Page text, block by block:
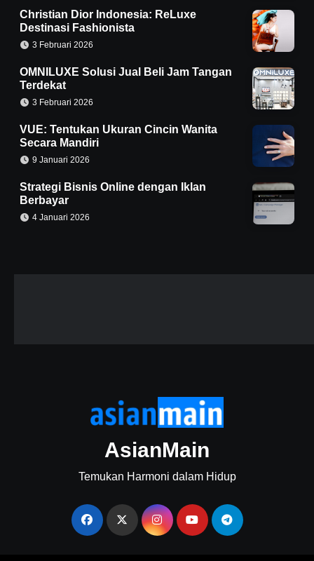
Christian Dior Indonesia: ReLuxe
Destinasi Fashionista
3 Februari 2026
OMNILUXE Solusi Jual Beli Jam Tangan
Terdekat
3 Februari 2026
VUE: Tentukan Ukuran Cincin Wanita
Secara Mandiri
9 Januari 2026
Strategi Bisnis Online dengan Iklan
Berbayar
4 Januari 2026
AsianMain
Temukan Harmoni dalam Hidup